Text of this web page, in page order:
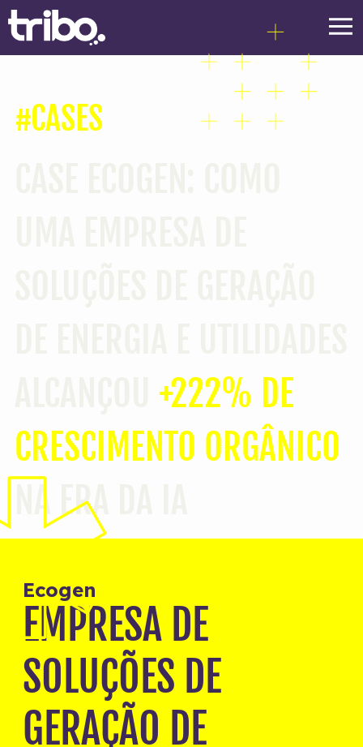
#CASES
+222% DE
CRESCIMENTO ORGÂNICO
NA ERA DA IA
Ecogen
EMPRESA DE
SOLUÇÕES DE
GERAÇÃO DE